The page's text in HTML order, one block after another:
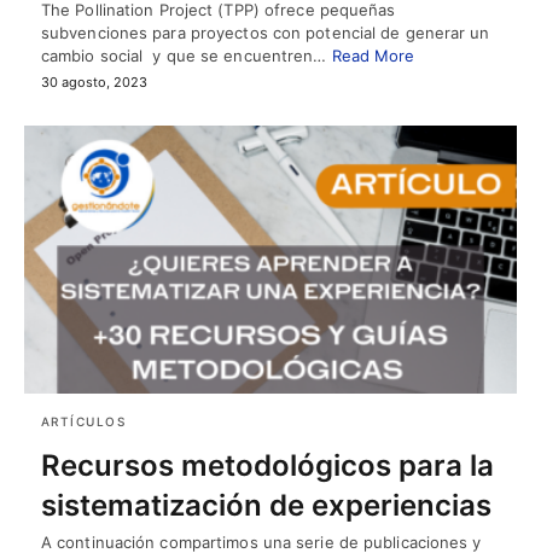
The Pollination Project (TPP) ofrece pequeñas
subvenciones para proyectos con potencial de generar un
cambio social y que se encuentren… Read More
30 agosto, 2023
ARTÍCULOS
Recursos metodológicos para la
sistematización de experiencias
A continuación compartimos una serie de publicaciones y